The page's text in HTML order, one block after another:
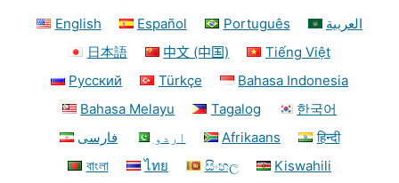
English Español Português
العربية
日本語
中文 (中国)
Tiếng Việt
Русский
Türkçe
Bahasa Indonesia
Bahasa Melayu
Tagalog
한국어
فارسی
اردو Afrikaans
हिन्दी
বাংলা
ไทย සිංහල
Kiswahili